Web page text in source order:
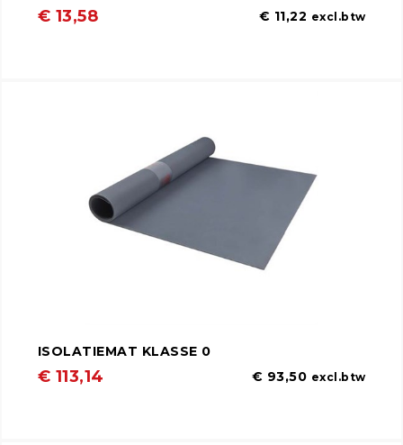
€ 13,58 € 11,22 excl.btw
ISOLATIEMAT KLASSE 0
€ 113,14 € 93,50 excl.btw